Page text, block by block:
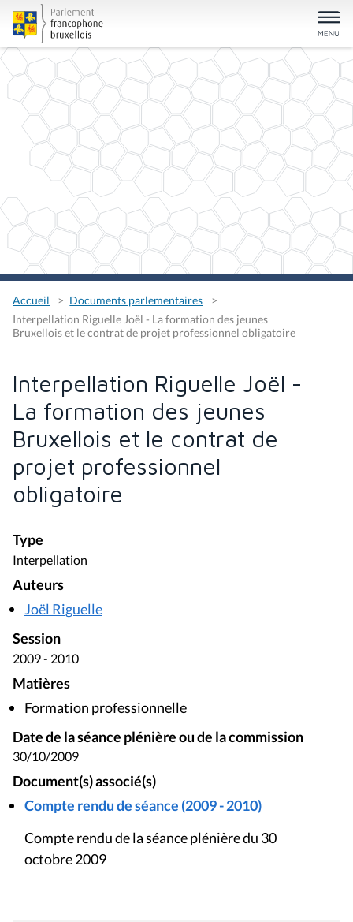
Accueil
Documents parlementaires
Interpellation Riguelle Joël - La formation des jeunes
Bruxellois et le contrat de projet professionnel obligatoire
Interpellation Riguelle Joël -
La formation des jeunes
Bruxellois et le contrat de
projet professionnel
obligatoire
Type
Interpellation
Auteurs
Joël Riguelle
Session
2009 - 2010
Matières
Formation professionnelle
Date de la séance plénière ou de la commission
30/10/2009
Document(s) associé(s)
Compte rendu de séance (2009 - 2010)
Compte rendu de la séance plénière du 30
octobre 2009